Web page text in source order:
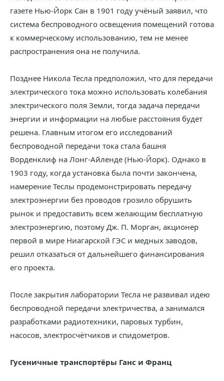
газете Нью-Йорк Сан в 1901 году учёный заявил, что
система беспроводного освещения помещений готова
к коммерческому использованию, тем не менее
распространения она не получила.
Позднее Никола Тесла предположил, что для передачи
электрического тока можно использовать колебания
электрического поля Земли, тогда задача передачи
энергии и информации на любые расстояния будет
решена. Главным итогом его исследований
беспроводной передачи тока стала башня
Ворденклиф на Лонг-Айленде (Нью-Йорк). Однако в
1903 году, когда установка была почти закончена,
намерение Теслы продемонстрировать передачу
электроэнергии без проводов грозило обрушить
рынок и предоставить всем желающим бесплатную
электроэнергию, поэтому Дж. П. Морган, акционер
первой в мире Ниагарской ГЭС и медных заводов,
решил отказаться от дальнейшего финансирования
его проекта.
После закрытия лаборатории Тесла не развивал идею
беспроводной передачи электричества, а занимался
разработками радиотехники, паровых турбин,
насосов, электросчётчиков и спидометров.
Гусеничные транспортёры Ганс и Франц